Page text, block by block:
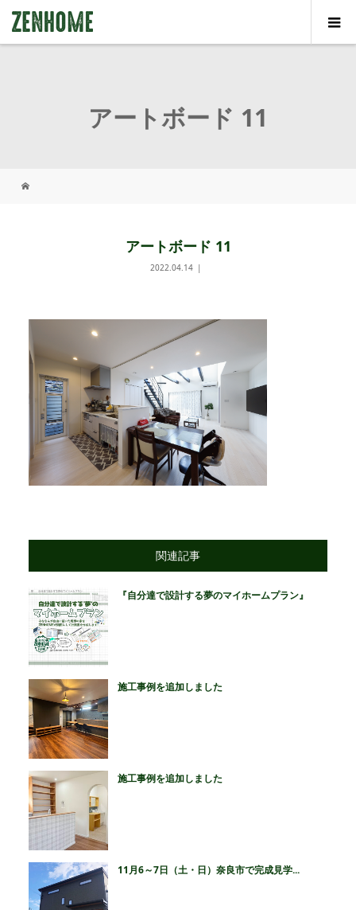
アートボード 11
アートボード 11
2022.04.14
関連記事
『自分達で設計する夢のマイホームプラン』
施工事例を追加しました
施工事例を追加しました
11月6～7日（土・日）奈良市で完成見学...